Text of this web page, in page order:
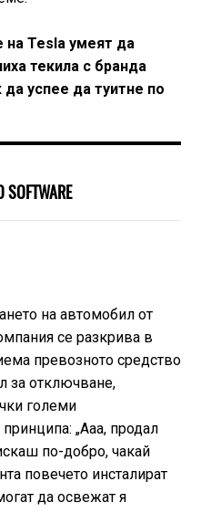
на Tesla умеят да
текила с бранда
успее да туитне по
на автомобил от
се разкрива в
превозното средство
за отключване,
големи
„Ааа, продал
по-добро, чакай
повечето инсталират
да освежат я